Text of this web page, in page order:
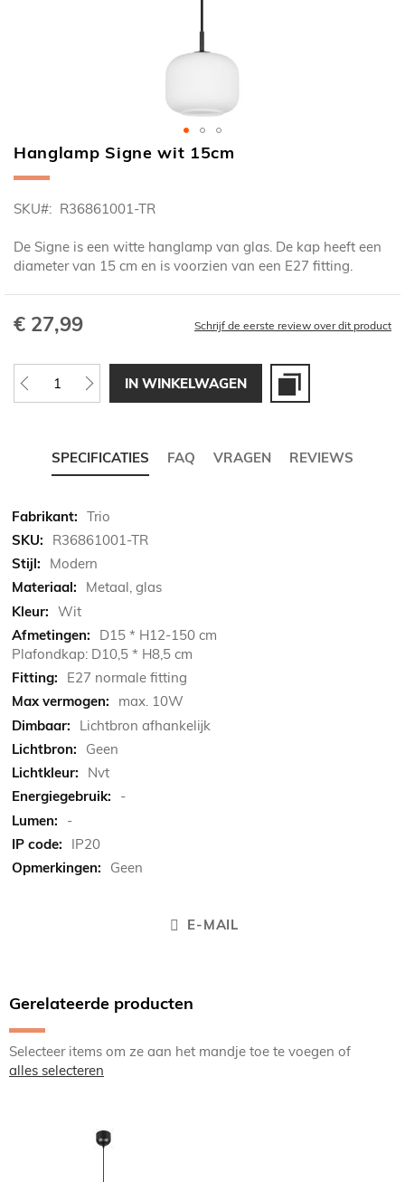
Ga
naar
begin
de
afbeeldingen-
Hanglamp Signe wit 15cm
SKU R36861001-TR
De Signe is een witte hanglamp van glas. De kap heeft een
diameter van 15 cm en is voorzien van een E27 fitting.
€ 27,99 Schrijf de eerste review over dit product
IN WINKELWAGEN
SPECIFICATIES FAQ VRAGEN REVIEWS
Meer
informatie
Trio
R36861001-TR
Modern
Metaal, glas
Wit
D15 * H12-150 cm
Plafondkap: D10,5 * H8,5 cm
E27 normale fitting
max. 10W
Lichtbron afhankelijk
Geen
Nvt
-
-
IP20
Geen
E-MAIL
Gerelateerde producten
Selecteer items om ze aan het mandje toe te voegen of
alles selecteren